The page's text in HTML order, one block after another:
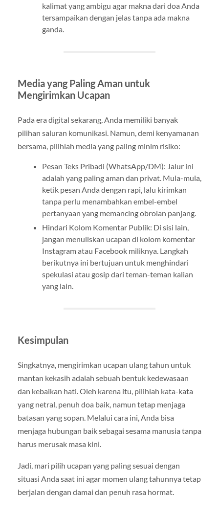
kalimat yang ambigu agar makna dari doa Anda
tersampaikan dengan jelas tanpa ada makna
ganda.
Media yang Paling Aman untuk
Mengirimkan Ucapan
Pada era digital sekarang, Anda memiliki banyak
pilihan saluran komunikasi. Namun, demi kenyamanan
bersama, pilihlah media yang paling minim risiko:
Pesan Teks Pribadi (WhatsApp/DM): Jalur ini
adalah yang paling aman dan privat. Mula-mula,
ketik pesan Anda dengan rapi, lalu kirimkan
tanpa perlu menambahkan embel-embel
pertanyaan yang memancing obrolan panjang.
Hindari Kolom Komentar Publik: Di sisi lain,
jangan menuliskan ucapan di kolom komentar
Instagram atau Facebook miliknya. Langkah
berikutnya ini bertujuan untuk menghindari
spekulasi atau gosip dari teman-teman kalian
yang lain.
Kesimpulan
Singkatnya, mengirimkan ucapan ulang tahun untuk
mantan kekasih adalah sebuah bentuk kedewasaan
dan kebaikan hati. Oleh karena itu, pilihlah kata-kata
yang netral, penuh doa baik, namun tetap menjaga
batasan yang sopan. Melalui cara ini, Anda bisa
menjaga hubungan baik sebagai sesama manusia tanpa
harus merusak masa kini.
Jadi, mari pilih ucapan yang paling sesuai dengan
situasi Anda saat ini agar momen ulang tahunnya tetap
berjalan dengan damai dan penuh rasa hormat.